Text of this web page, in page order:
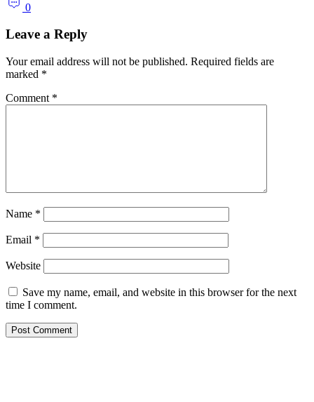
0
Leave a Reply
Your email address will not be published. Required fields are
marked *
Comment *
Name *
Email *
Website
Save my name, email, and website in this browser for the next
time I comment.